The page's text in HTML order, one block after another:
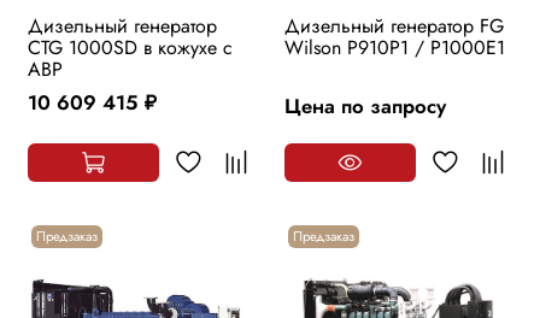
Дизельный генератор
CTG 1000SD в кожухе с
АВР
10 609 415 руб.
Дизельный генератор FG
Wilson P910P1 / P1000E1
Цена по запросу
Предзаказ Предзаказ